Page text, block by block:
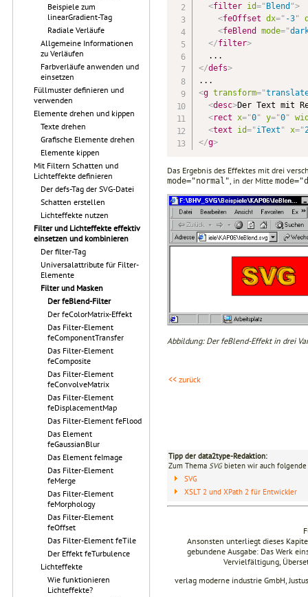
Beispiele zum
linearGradient-Tag
Radiale Verläufe
Allgemeine Informationen
zu Verläufen
Farbverläufe anwenden und
einsetzen
Füllmuster definieren und
verwenden
Elemente drehen und kippen
Texte drehen
Grafische Elemente drehen
Elemente kippen
Mit Filtern Schatten und
Lichteffekte definieren
Der defs-Tag der SVG-Datei
Schatten erstellen
Lichteffekte nutzen
Filter und Lichteffekte effektiv
einsetzen und kombinieren
Der filter-Tag
Universalattribute für Filter-
Elemente
Filter und Masken
Der feBlend-Filter
Der feColorMatrix-Effekt
Das Filter-Element
feComponentTransfer
Das Filter-Element
feComposite
Das Filter-Element
feConvolveMatrix
Das Filter-Element
feDisplacementMap
Das Filter-Element feFlood
Das Element
feGaussianBlur
Das Element feImage
Das Filter-Element
feMerge
Das Filter-Element
feMorphology
Das Filter-Element
feOffset
Das Filter-Element feTile
Der Effekt feTurbulence
Lichteffekte
Wie funktionieren
Lichteffekte?
<filter id=" Blend ">
<feOffset dx=" -3"
<feBlend mode="
</filter>
</defs>
<g transform="
<desc>Der Text mit
<rect x="0" y="0"
<text id="iText " x="
</g>
Das Ergebnis des Effektes mit drei
mode="normal" , in der Mitte
Abbildung: Der feBlend-Effekt in drei
<< zurück
Tipp der data2type-Redaktion:
Zum Thema SVGbieten wir auch folgende
SVG
XSLT 2 und XPath 2 für Entwickler
Ansonsten unterliegt dieses
gebundene Ausgabe: Das Werk
Vervielfältigung,
verlag moderne industrie GmbH,